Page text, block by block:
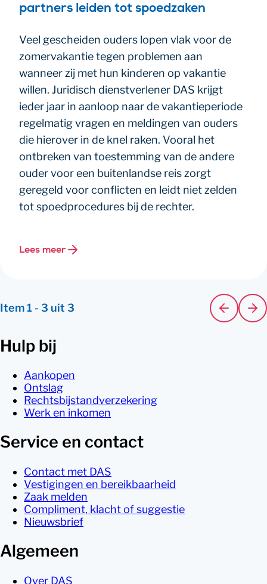
partners leiden tot spoedzaken
Veel gescheiden ouders lopen vlak voor de
zomervakantie tegen problemen aan
wanneer zij met hun kinderen op vakantie
willen. Juridisch dienstverlener DAS krijgt
ieder jaar in aanloop naar de vakantieperiode
regelmatig vragen en meldingen van ouders
die hierover in de knel raken. Vooral het
ontbreken van toestemming van de andere
ouder voor een buitenlandse reis zorgt
geregeld voor conflicten en leidt niet zelden
tot spoedprocedures bij de rechter.
Lees meer
Item1 - 3 uit 3
Hulp bij
Aankopen
Ontslag
Rechtsbijstandverzekering
Werk en inkomen
Service en contact
Contact met DAS
Vestigingen en bereikbaarheid
Zaak melden
Compliment, klacht of suggestie
Nieuwsbrief
Algemeen
Over DAS